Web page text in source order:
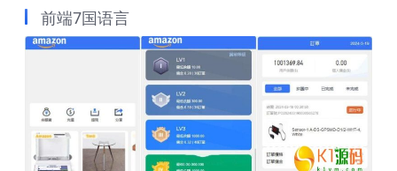
前端7国语言